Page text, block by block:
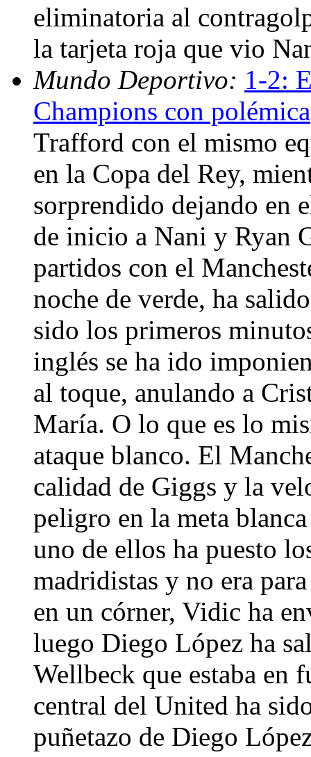
eliminatoria al
la tarjeta roja que vio
Mundo Deportivo: 1-2:
Champions con polémica
Trafford con el mismo
en la Copa del Rey,
sorprendido dejando en
de inicio a Nani y Ryan
partidos con el
noche de verde, ha
sido los primeros
inglés se ha ido
al toque, anulando a
María. O lo que es lo
ataque blanco. El
calidad de Giggs y la
peligro en la meta
uno de ellos ha puesto
madridistas y no era
en un córner, Vidic ha
luego Diego López ha
Wellbeck que estaba en
central del United ha
puñetazo de Diego